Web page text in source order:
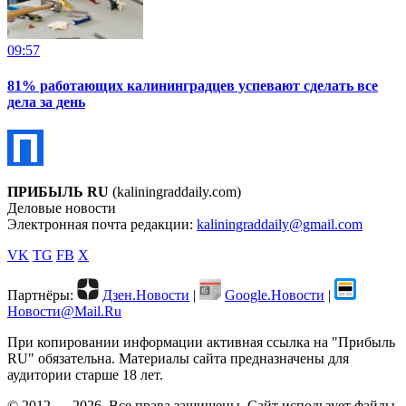
09:57
81% работающих калининградцев успевают сделать все
дела за день
ПРИБЫЛЬ RU (kaliningraddaily.com)
Деловые новости
Электронная почта редакции: kaliningraddaily@gmail.com
VK TG FB X
Партнёры: Дзен.Новости | Google.Новости |
Новости@Mail.Ru
При копировании информации активная ссылка на "Прибыль
RU" обязательна. Материалы сайта предназначены для
аудитории старше 18 лет.